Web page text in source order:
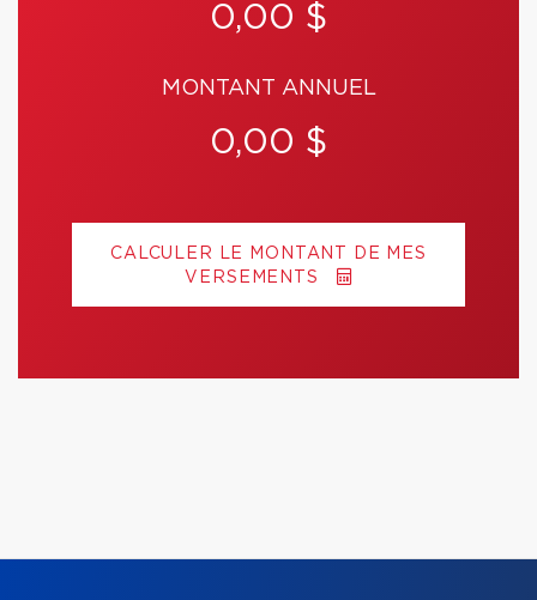
0,00 $
MONTANT ANNUEL
0,00 $
CALCULER LE MONTANT DE MES
VERSEMENTS